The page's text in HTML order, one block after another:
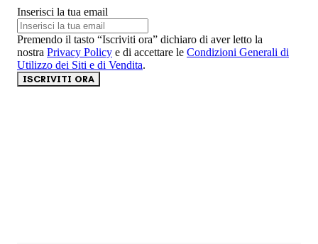
Inserisci la tua email
Premendo il tasto “Iscriviti ora” dichiaro di aver letto la
nostra Privacy Policy e di accettare le Condizioni Generali di
Utilizzo dei Siti e di Vendita.
ISCRIVITI ORA